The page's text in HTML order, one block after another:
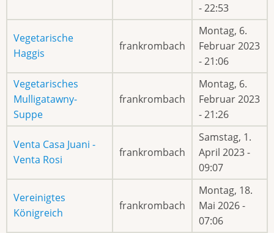
- 22:53
Vegetarische
Haggis
frankrombach
Montag, 6.
Februar 2023
- 21:06
Vegetarisches
Mulligatawny-
Suppe
frankrombach
Montag, 6.
Februar 2023
- 21:26
Venta Casa Juani -
Venta Rosi
frankrombach
Samstag, 1.
April 2023 -
09:07
Vereinigtes
Königreich
frankrombach
Montag, 18.
Mai 2026 -
07:06